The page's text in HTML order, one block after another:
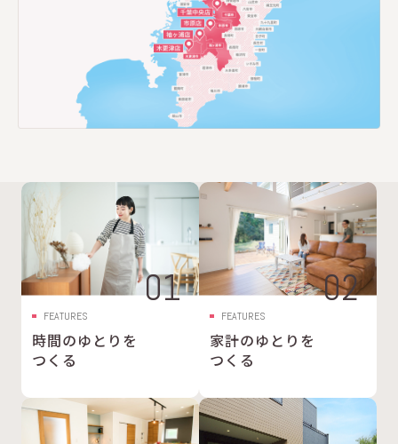
01
FEATURES
時間のゆとりを
つくる
02
FEATURES
家計のゆとりを
つくる